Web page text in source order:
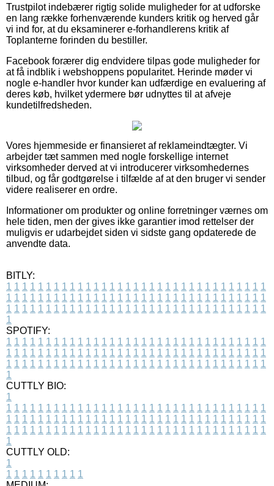
Trustpilot indebærer rigtig solide muligheder for at udforske
en lang række forhenværende kunders kritik og herved går
vi ind for, at du eksaminerer e-forhandlerens kritik af
Toplanterne forinden du bestiller.
Facebook forærer dig endvidere tilpas gode muligheder for
at få indblik i webshoppens popularitet. Herinde møder vi
nogle e-handler hvor kunder kan udfærdige en evaluering af
deres køb, hvilket ydermere bør udnyttes til at afveje
kundetilfredsheden.
Vores hjemmeside er finansieret af reklameindtægter. Vi
arbejder tæt sammen med nogle forskellige internet
virksomheder derved at vi introducerer virksomhedernes
tilbud, og får godtgørelse i tilfælde af at den bruger vi sender
videre realiserer en ordre.
Informationer om produkter og online forretninger værnes om
hele tiden, men der gives ikke garantier imod rettelser der
muligvis er udarbejdet siden vi sidste gang opdaterede de
anvendte data.
BITLY:
1 1 1 1 1 1 1 1 1 1 1 1 1 1 1 1 1 1 1 1 1 1 1 1 1 1 1 1 1 1 1 1 1
1 1 1 1 1 1 1 1 1 1 1 1 1 1 1 1 1 1 1 1 1 1 1 1 1 1 1 1 1 1 1 1 1
1 1 1 1 1 1 1 1 1 1 1 1 1 1 1 1 1 1 1 1 1 1 1 1 1 1 1 1 1 1 1 1 1
1
SPOTIFY:
1 1 1 1 1 1 1 1 1 1 1 1 1 1 1 1 1 1 1 1 1 1 1 1 1 1 1 1 1 1 1 1 1
1 1 1 1 1 1 1 1 1 1 1 1 1 1 1 1 1 1 1 1 1 1 1 1 1 1 1 1 1 1 1 1 1
1 1 1 1 1 1 1 1 1 1 1 1 1 1 1 1 1 1 1 1 1 1 1 1 1 1 1 1 1 1 1 1 1
1
CUTTLY BIO:
1
1 1 1 1 1 1 1 1 1 1 1 1 1 1 1 1 1 1 1 1 1 1 1 1 1 1 1 1 1 1 1 1 1
1 1 1 1 1 1 1 1 1 1 1 1 1 1 1 1 1 1 1 1 1 1 1 1 1 1 1 1 1 1 1 1 1
1 1 1 1 1 1 1 1 1 1 1 1 1 1 1 1 1 1 1 1 1 1 1 1 1 1 1 1 1 1 1 1 1
1
CUTTLY OLD:
1
1 1 1 1 1 1 1 1 1 1